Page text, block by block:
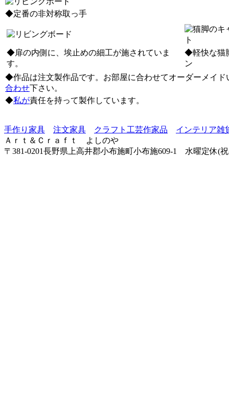
◆定番の非対称取っ手
◆扉の内側に、埃止めの細工が施されていま
す。
◆軽快な猫
ン
◆作品は注文製作品です。お部屋に合わせてオーダーメイド
合わせ下さい。
◆私が責任を持って製作しています。
手作り家具 注文家具 クラフト工芸作家品
インテリア雑
Ａｒｔ＆Ｃｒａｆｔ よしのや
〒381-0201長野県上高井郡小布施町小布施609-1 水曜定休(